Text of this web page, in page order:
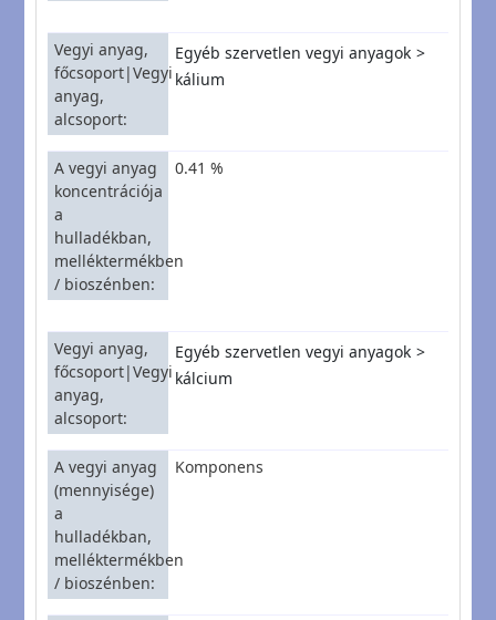
Vegyi anyag,
főcsoport|Vegyi
anyag,
alcsoport
Egyéb szervetlen vegyi anyagok
kálium
A vegyi anyag
koncentrációja
a
hulladékban,
melléktermékben
/ bioszénben
0.41 %
Vegyi anyag,
főcsoport|Vegyi
anyag,
alcsoport
Egyéb szervetlen vegyi anyagok
kálcium
A vegyi anyag
(mennyisége)
a
hulladékban,
melléktermékben
/ bioszénben
Komponens